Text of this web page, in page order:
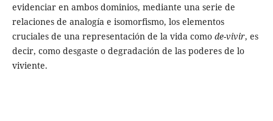
evidenciar en ambos dominios, mediante una serie de
relaciones de analogía e isomorfismo, los elementos
cruciales de una representación de la vida como de-vivir, es
decir, como desgaste o degradación de las poderes de lo
viviente.